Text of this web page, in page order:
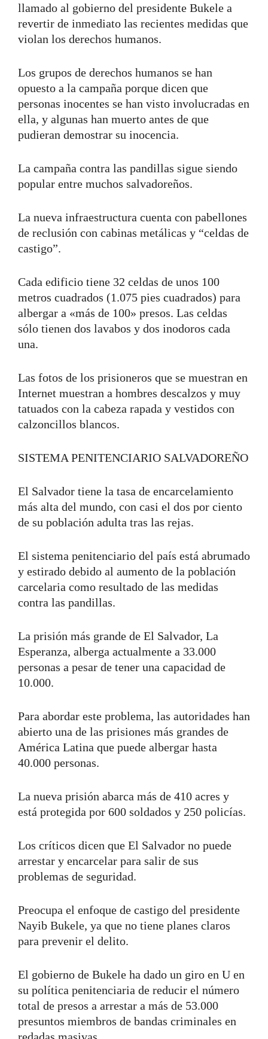
llamado al gobierno del presidente Bukele a
revertir de inmediato las recientes medidas que
violan los derechos humanos.
Los grupos de derechos humanos se han
opuesto a la campaña porque dicen que
personas inocentes se han visto involucradas en
ella, y algunas han muerto antes de que
pudieran demostrar su inocencia.
La campaña contra las pandillas sigue siendo
popular entre muchos salvadoreños.
La nueva infraestructura cuenta con pabellones
de reclusión con cabinas metálicas y “celdas de
castigo”.
Cada edificio tiene 32 celdas de unos 100
metros cuadrados (1.075 pies cuadrados) para
albergar a «más de 100» presos. Las celdas
sólo tienen dos lavabos y dos inodoros cada
una.
Las fotos de los prisioneros que se muestran en
Internet muestran a hombres descalzos y muy
tatuados con la cabeza rapada y vestidos con
calzoncillos blancos.
SISTEMA PENITENCIARIO SALVADOREÑO
El Salvador tiene la tasa de encarcelamiento
más alta del mundo, con casi el dos por ciento
de su población adulta tras las rejas.
El sistema penitenciario del país está abrumado
y estirado debido al aumento de la población
carcelaria como resultado de las medidas
contra las pandillas.
La prisión más grande de El Salvador, La
Esperanza, alberga actualmente a 33.000
personas a pesar de tener una capacidad de
10.000.
Para abordar este problema, las autoridades han
abierto una de las prisiones más grandes de
América Latina que puede albergar hasta
40.000 personas.
La nueva prisión abarca más de 410 acres y
está protegida por 600 soldados y 250 policías.
Los críticos dicen que El Salvador no puede
arrestar y encarcelar para salir de sus
problemas de seguridad.
Preocupa el enfoque de castigo del presidente
Nayib Bukele, ya que no tiene planes claros
para prevenir el delito.
El gobierno de Bukele ha dado un giro en U en
su política penitenciaria de reducir el número
total de presos a arrestar a más de 53.000
presuntos miembros de bandas criminales en